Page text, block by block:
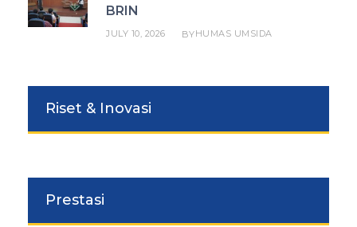
BRIN
JULY 10, 2026 BYHUMAS UMSIDA
Riset & Inovasi
Prestasi